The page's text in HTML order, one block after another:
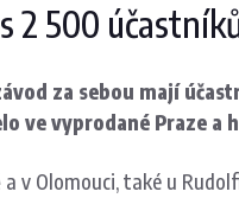
2 500
za sebou mají
ve vyprodané Praze
a v Olomouci, také u